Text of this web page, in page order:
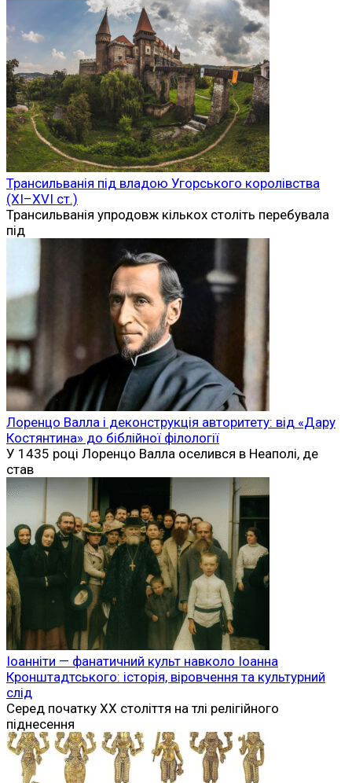
Трансильванія під владою Угорського королівства
(XI–XVI ст.)
Трансильванія упродовж кількох століть перебувала
під
Лоренцо Валла і деконструкція авторитету: від «Дару
Костянтина» до біблійної філології
У 1435 році Лоренцо Валла оселився в Неаполі, де
став
Іоанніти — фанатичний культ навколо Іоанна
Кронштадтського: історія, віровчення та культурний
слід
Серед початку XX століття на тлі релігійного
піднесення